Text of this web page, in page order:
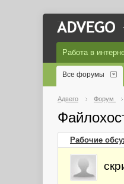
Работа в
Все форумы
Адвего Форум
Рабочие